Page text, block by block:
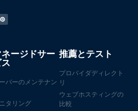
ネージドサー
ス
バーのメンテナン
タリング
推薦とテスト
プロバイダディレクト
リ
ウェブホスティングの
比較